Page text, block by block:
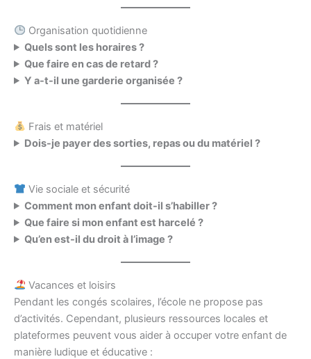
Organisation quotidienne
Quels sont les horaires ?
Que faire en cas de retard ?
Y a-t-il une garderie organisée ?
Frais et matériel
Dois-je payer des sorties, repas ou du matériel ?
Vie sociale et sécurité
Comment mon enfant doit-il s’habiller ?
Que faire si mon enfant est harcelé ?
Qu’en est-il du droit à l’image ?
Vacances et loisirs
Pendant les congés scolaires, l’école ne propose pas
d’activités. Cependant, plusieurs ressources locales et
plateformes peuvent vous aider à occuper votre enfant de
manière ludique et éducative :